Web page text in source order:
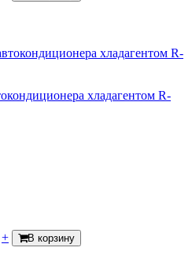
хладагентом R-
+ В корзину